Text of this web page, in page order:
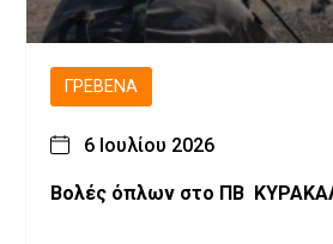
ΓΡΕΒΕΝΆ
6 Ιουλίου 2026
Βολές όπλων στο ΠΒ